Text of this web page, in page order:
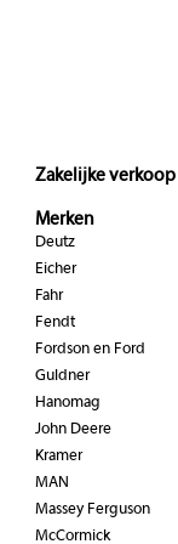
Zakelijke verkoop
Merken
Deutz
Eicher
Fahr
Fendt
Fordson en Ford
Guldner
Hanomag
John Deere
Kramer
MAN
Massey Ferguson
McCormick